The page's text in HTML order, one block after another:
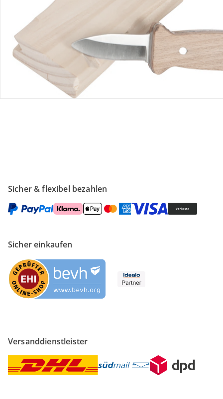
Gutscheine & Aktionen
Kontakt & Service
Sicher & flexibel bezahlen
Sicher einkaufen
Versanddienstleister